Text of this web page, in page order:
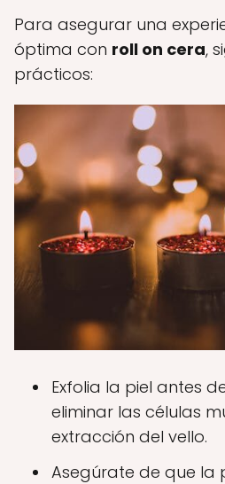
Para asegurar una
óptima con roll on cera,
prácticos:
Exfolia la piel antes
eliminar las células
extracción del vello.
Asegúrate de que la